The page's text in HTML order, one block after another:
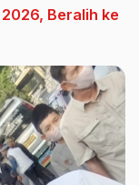
Beralih ke